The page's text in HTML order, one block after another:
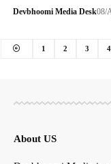
Devbhoomi Media Desk08/
1 2 3 4
About US